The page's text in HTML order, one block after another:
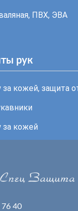
ПВХ, ЭВА
рук
за кожей, защита
за кожей
76 40